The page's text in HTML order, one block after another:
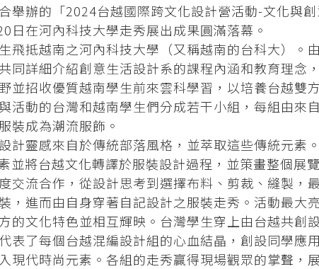
舉辦的「2024台越國際跨文化設計營活動-文化與
日在河內科技大學走秀展出成果圓滿落幕。
飛抵越南之河內科技大學（又稱越南的台科大）。
同詳細介紹創意生活設計系的課程內涵和教育理念
並招收優質越南學生前來雲科學習，以培養台越雙
活動的台灣和越南學生們分成若干小組，每組由來
裝成為潮流服飾。
計靈感來自於傳統部落風格，並萃取這些傳統元素
並將台越文化轉譯於服裝設計過程，並策畫整個展
交流合作，從設計思考到選擇布料、剪裁、縫製，
，進而由自身穿著自記設計之服裝走秀。活動最大
的文化特色並相互輝映。台灣學生穿上由台越共創
表了每個台越混編設計組的心血結晶，創設同學應
現代時尚元素。各組的走秀贏得現場觀眾的掌聲，